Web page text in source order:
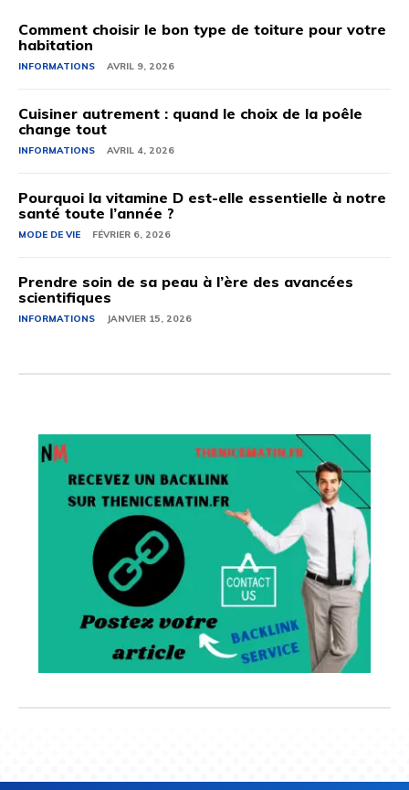
Comment choisir le bon type de toiture pour votre
habitation
INFORMATIONS AVRIL 9, 2026
Cuisiner autrement : quand le choix de la poêle
change tout
INFORMATIONS AVRIL 4, 2026
Pourquoi la vitamine D est-elle essentielle à notre
santé toute l’année ?
MODE DE VIE FÉVRIER 6, 2026
Prendre soin de sa peau à l’ère des avancées
scientifiques
INFORMATIONS JANVIER 15, 2026